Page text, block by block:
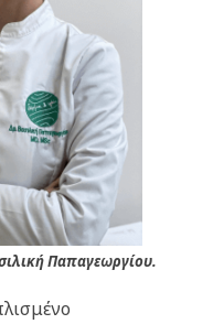
Παπαγεωργίου.